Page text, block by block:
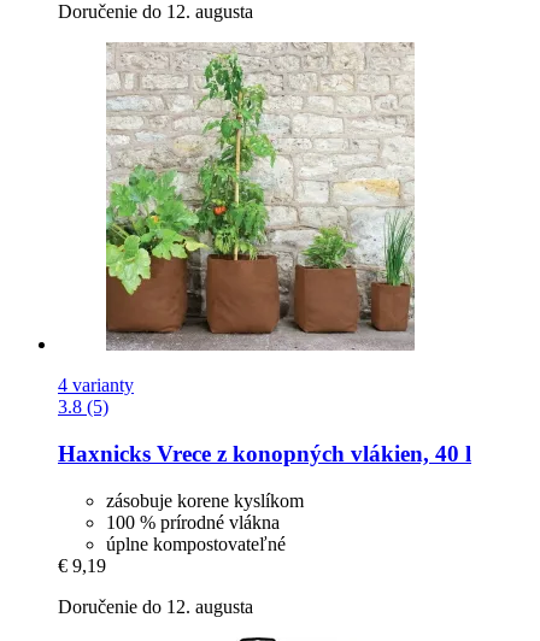
Doručenie do 12. augusta
4 varianty
3.8 (5)
Haxnicks Vrece z konopných vlákien, 40 l
zásobuje korene kyslíkom
100 % prírodné vlákna
úplne kompostovateľné
€ 9,19
Doručenie do 12. augusta